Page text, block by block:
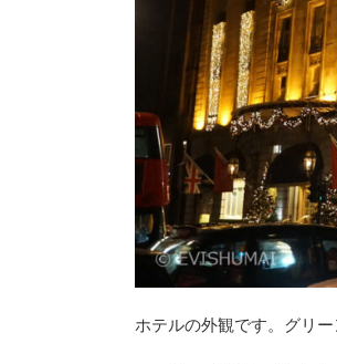
ホテルの外観です。グリ